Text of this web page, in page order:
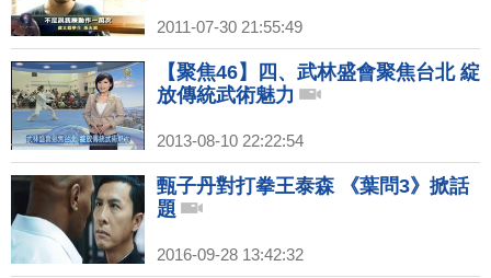
2011-07-30 21:55:49
【聚焦46】四、武林盛會聚焦台北 綻
放傳統武術魅力
2013-08-10 22:22:54
甄子丹對打拳王泰森 《葉問3》掀話
題
2016-09-28 13:42:32